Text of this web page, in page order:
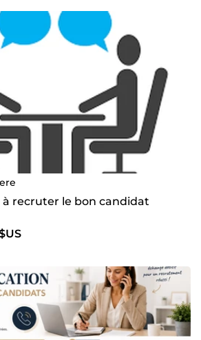
à recruter le bon candidat